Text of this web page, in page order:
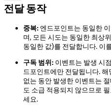
전달 동작
중복: 엔드포인트는 동일한
며, 모든 시도는 동일한 최상위
동일한 값)를 전달합니다. 이
구독 범위: 이벤트는 발생 시
드포인트에만 전달됩니다.
없는 동안 발생한 이벤트는
도 소급 적용되지 않으므로
세요.